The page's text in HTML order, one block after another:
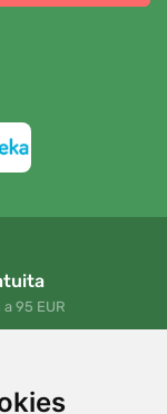
95 EUR
momento